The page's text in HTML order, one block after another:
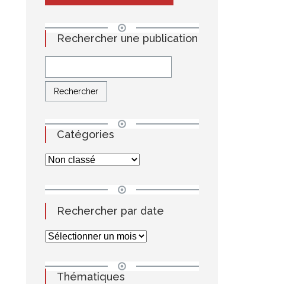
Rechercher une publication
Catégories
Rechercher par date
Thématiques